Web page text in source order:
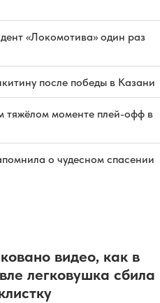
«Локомотива» один раз
после победы в Казани
тяжёлом моменте плей-офф в
о чудесном спасении
видео, как в
легковушка сбила